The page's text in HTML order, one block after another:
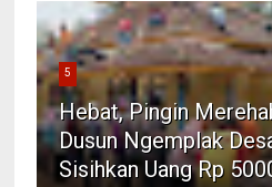
5
Hebat, Pingin
Dusun Ngemplak
Sisihkan Uang Rp